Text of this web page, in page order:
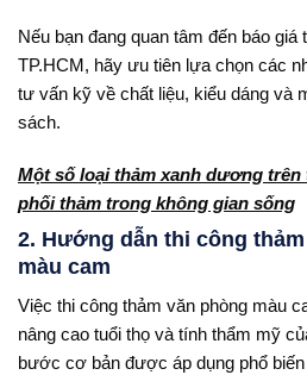
Nếu bạn đang quan tâm đến báo giá
TP.HCM, hãy ưu tiên lựa chọn các
tư vấn kỹ về chất liệu, kiểu dáng và
sách.
Một số loại thảm xanh dương
phối thảm trong không gian sống
2. Hướng dẫn thi công
màu cam
Việc thi công thảm văn phòng màu
nâng cao tuổi thọ và tính thẩm mỹ
bước cơ bản được áp dụng phổ biến